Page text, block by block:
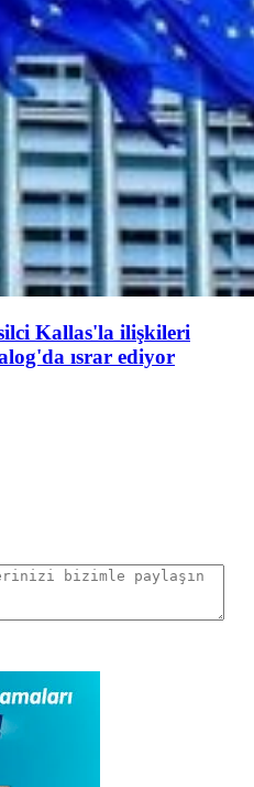
Kallas'la ilişkileri
ısrar ediyor